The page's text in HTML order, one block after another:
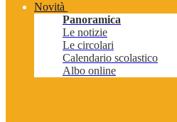
Novità
Panoramica
Le notizie
Le circolari
Calendario scolastico
Albo online